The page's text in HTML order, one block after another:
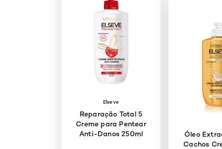
Elseve
Reparação Total 5
Creme para Pentear
Anti-Danos 250ml
Óleo
Cachos